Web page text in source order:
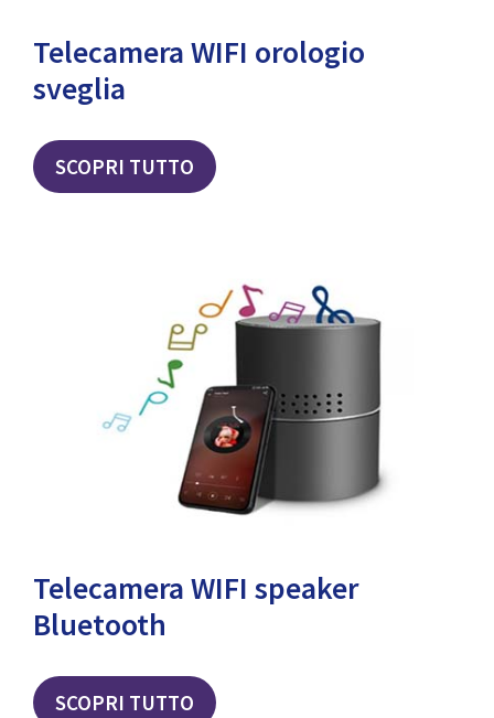
Telecamera WIFI orologio
sveglia
SCOPRI TUTTO
Telecamera WIFI speaker
Bluetooth
SCOPRI TUTTO